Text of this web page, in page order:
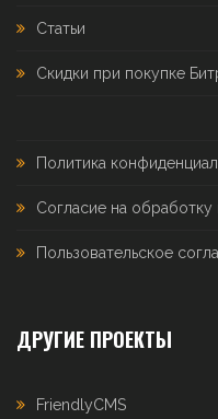
Статьи
Скидки при покупке
Политика
Согласие на обработку
Пользовательское
ДРУГИЕ ПРОЕКТЫ
FriendlyCMS